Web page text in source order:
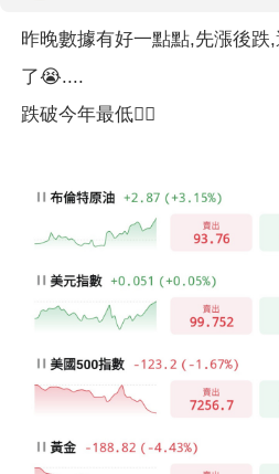
昨晚數據有好一點點,先漲後跌
了😭....
跌破今年最低😮‍💨